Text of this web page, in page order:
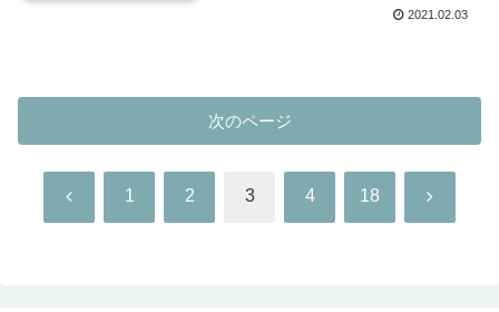
2021.02.03
次のページ
前 1 2 3 4 18 次